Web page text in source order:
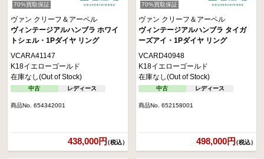
70%買取保証
ヴァン クリーフ＆アーペル
ヴィンテージアルハンブラ ホワイ
トシェル・1Pダイヤ リング
VCARA41147
K18イエローゴールド
在庫なし(Out of Stock)
中古 レディース
商品No. 654342001
438,000円（税込）
70%買取保証
ヴァン クリーフ＆アーペル
ヴィンテージアルハンブラ タイガ
ーズアイ・1Pダイヤ リング
VCARD40948
K18イエローゴールド
在庫なし(Out of Stock)
中古 レディース
商品No. 652158001
498,000円（税込）